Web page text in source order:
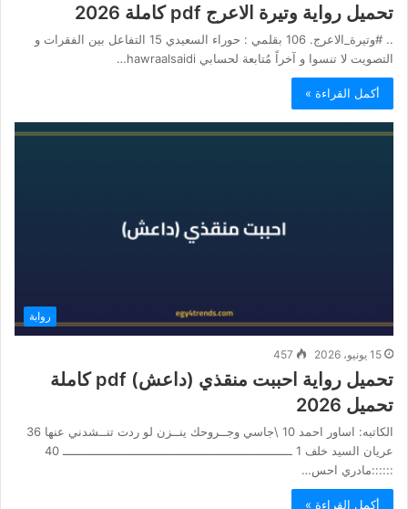
تحميل رواية وتيرة الاعرج pdf كاملة 2026
.. #وتيرة_الاعرج. 106 بقلمي : حوراء السعيدي 15 التفاعل بين الفقرات و
التصويت لا تنسوا و آخراً مُتابعة لحسابي hawraalsaidi…
أكمل القراءة »
روابة
15 يونيو، 2026 457
تحميل رواية احببت منقذي (داعش) pdf كاملة
تحميل 2026
الكاتبه: اساور احمد 10 \جاسي وجــروحك ينــزن لو ردت تنــشدني عنها 36
عريان السيد خلف 1 ـــــــــــــــــــــــــــــــــــــــــــــــــــــــــــــــ 40
::::::مادري احس…
أكمل القراءة »